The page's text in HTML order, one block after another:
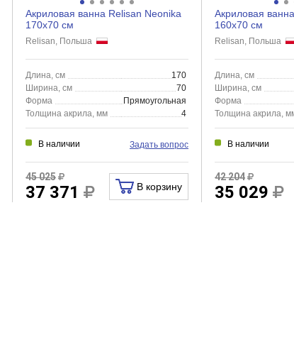
Акриловая ванна Relisan Neonika
170x70 см
Relisan, Польша
Длина, см
170
Ширина, см
70
Форма
Прямоугольная
Толщина акрила, мм
4
В наличии Задать вопрос
45 025
37 371 В корзину
Акриловая
160x70 см
Relisan, Польша
Длина, см
Ширина, см
Форма
Толщина акрила,
В наличии
42 204
35 029